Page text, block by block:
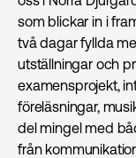
som blickar in i
två dagar fyllda
utställningar och
examensprojekt,
föreläsningar,
del mingel med
från